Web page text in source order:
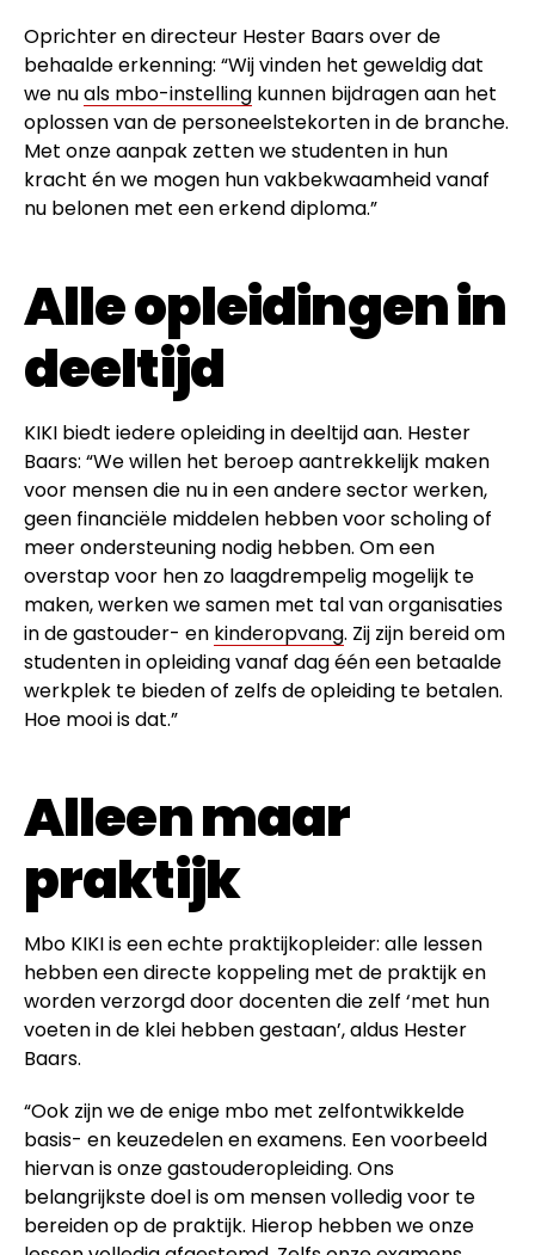
Oprichter en directeur Hester Baars over de
behaalde erkenning: “Wij vinden het geweldig dat
we nuals mbo-instelling kunnen bijdragen aan het
oplossen van de personeelstekorten in de branche.
Met onze aanpak zetten we studenten in hun
kracht én we mogen hun vakbekwaamheid vanaf
nu belonen met een erkend diploma.”
Alle opleidingen in
deeltijd
KIKI biedt iedere opleiding in deeltijd aan. Hester
Baars: “We willen het beroep aantrekkelijk maken
voor mensen die nu in een andere sector werken,
geen financiële middelen hebben voor scholing of
meer ondersteuning nodig hebben. Om een
overstap voor hen zo laagdrempelig mogelijk te
maken, werken we samen met tal van organisaties
in de gastouder- en kinderopvang. Zij zijn bereid om
studenten in opleiding vanaf dag één een betaalde
werkplek te bieden of zelfs de opleiding te betalen.
Hoe mooi is dat.”
Alleen maar
praktijk
Mbo KIKI is een echte praktijkopleider: alle lessen
hebben een directe koppeling met de praktijk en
worden verzorgd door docenten die zelf ‘met hun
voeten in de klei hebben gestaan’, aldus Hester
Baars.
“Ook zijn we de enige mbo met zelfontwikkelde
basis- en keuzedelen en examens. Een voorbeeld
hiervan is onze gastouderopleiding. Ons
belangrijkste doel is om mensen volledig voor te
bereiden op de praktijk. Hierop hebben we onze